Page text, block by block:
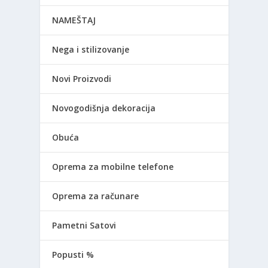
NAMEŠTAJ
Nega i stilizovanje
Novi Proizvodi
Novogodišnja dekoracija
Obuća
Oprema za mobilne telefone
Oprema za računare
Pametni Satovi
Popusti %